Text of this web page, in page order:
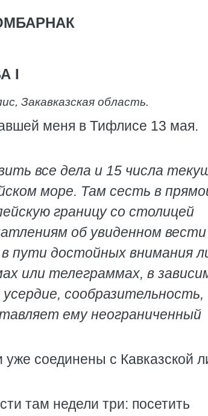
I
Закавказская область.
меня в Тифлисе 13 мая.
все дела и 15 числа
море. Там сесть в
границу со столицей
об увиденном вести
пути достойных внимания
или телеграммах, в
сообразительность,
ему неограниченный
соединены с Кавказской
там недели три: посетить